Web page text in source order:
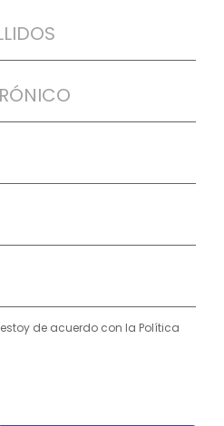
de acuerdo con la Política